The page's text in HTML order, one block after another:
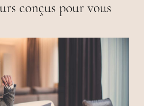
conçus pour vous